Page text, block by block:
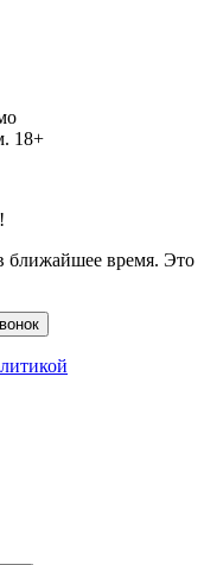
18+
время. Это